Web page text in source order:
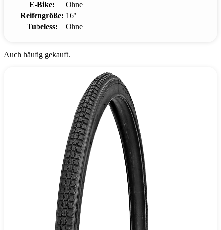
E-Bike:
Ohne
Reifengröße: 16"
Tubeless:
Ohne
Auch häufig gekauft.